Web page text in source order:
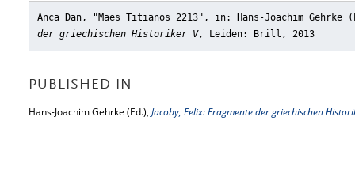
Anca Dan, "Maes Titianos 2213" , in: Hans-Joachim
der griechischen Historiker V, Leiden: Brill, 2013
PUBLISHED IN
Hans-Joachim Gehrke (Ed.), Jacoby, Felix: Fragmente der griechischen